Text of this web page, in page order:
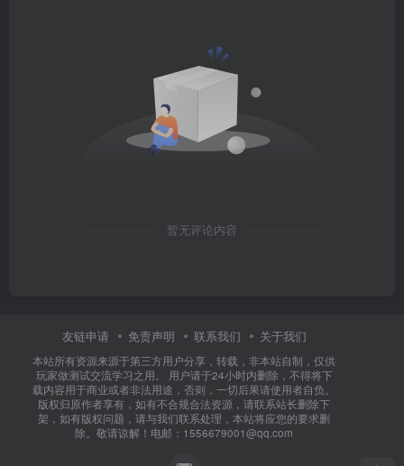
暂无评论内容
友链申请 免责声明 联系我们 关于我们
本站所有资源来源于第三方用户分享，转载，非本站自制，仅供
玩家做测试交流学习之用。 用户请于24小时内删除，不得将下
载内容用于商业或者非法用途，否则，一切后果请使用者自负。
版权归原作者享有，如有不合规合法资源，请联系站长删除下
架，如有版权问题，请与我们联系处理，本站将应您的要求删
除。敬请谅解！电邮：1556679001@qq.com